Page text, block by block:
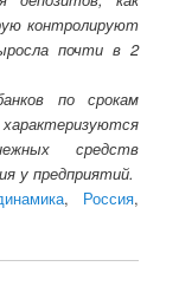
контролируют
почти в 2
по срокам
средств
у предприятий.
, Россия,